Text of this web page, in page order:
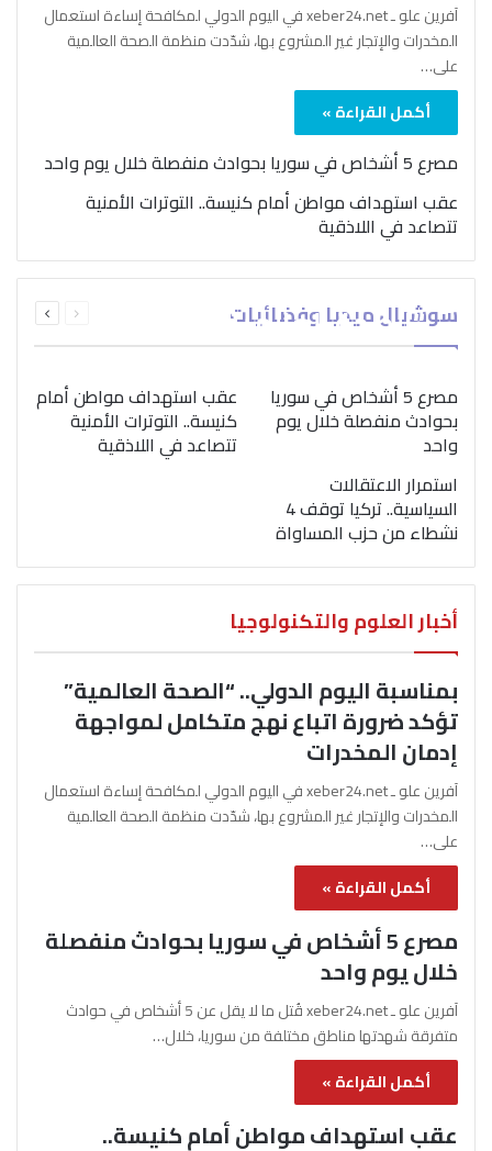
آفرين علو ـ xeber24.net في اليوم الدولي لمكافحة إساءة استعمال
المخدرات والإتجار غير المشروع بها، شدّدت منظمة الصحة العالمية
على…
أكمل القراءة »
مصرع 5 أشخاص في سوريا بحوادث منفصلة خلال يوم واحد
عقب استهداف مواطن أمام كنيسة.. التوترات الأمنية
تتصاعد في اللاذقية
سوشيال ميديا وفضائيات الصفحةالصفحة
بمناسبة اليوم الدولي..
“الصحة العالمية” تؤكد
ضرورة اتباع نهج متكامل
لمواجهة إدمان المخدرات
مصرع 5 أشخاص في سوريا
بحوادث منفصلة خلال يوم
واحد
عقب استهداف مواطن أمام
كنيسة.. التوترات الأمنية
تتصاعد في اللاذقية
استمرار الاعتقالات
السياسية.. تركيا توقف 4
نشطاء من حزب المساواة
أخبار العلوم والتكنولوجيا
بمناسبة اليوم الدولي.. “الصحة العالمية”
تؤكد ضرورة اتباع نهج متكامل لمواجهة
إدمان المخدرات
آفرين علو ـ xeber24.net في اليوم الدولي لمكافحة إساءة استعمال
المخدرات والإتجار غير المشروع بها، شدّدت منظمة الصحة العالمية
على…
أكمل القراءة »
مصرع 5 أشخاص في سوريا بحوادث منفصلة
خلال يوم واحد
آفرين علو ـ xeber24.net قُتل ما لا يقل عن 5 أشخاص في حوادث
متفرقة شهدتها مناطق مختلفة من سوريا، خلال…
أكمل القراءة »
عقب استهداف مواطن أمام كنيسة..